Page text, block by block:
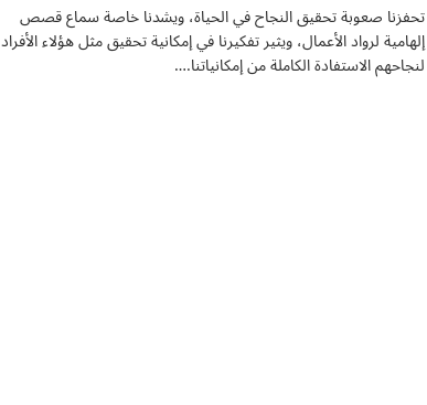
تحفزنا صعوبة تحقيق النجاح في الحياة، ويشدنا خاصة سماع قصص
إلهامية لرواد الأعمال، ويثير تفكيرنا في إمكانية تحقيق مثل هؤلاء الأفراد
لنجاحهم الاستفادة الكاملة من إمكانياتنا.…